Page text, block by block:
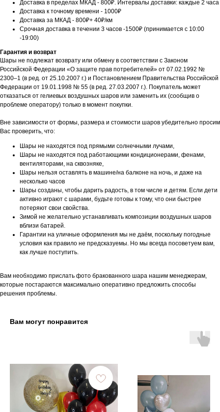
Доставка в пределах МКАД - 800₽. Интервалы доставки: каждые 2 часа
Доставка к точному времени - 1000₽
Доставка за МКАД - 800₽+ 40₽/км
Срочная доставка в течении 3 часов -1500₽ (принимается с 10:00
-19:00)
Гарантия и возврат
Шары не подлежат возврату или обмену в соответствии с Законом
Российской Федерации «О защите прав потребителей» от 07.02.1992 №
2300–1 (в ред. от 25.10.2007 г.) и Постановлением Правительства Российской
Федерации от 19.01.1998 № 55 (в ред. 27.03.2007 г.). Покупатель может
отказаться от гелиевых воздушных шаров или заменить их (сообщив о
проблеме оператору) только в момент покупки.
Вне зависимости от формы, размера и стоимости шаров убедительно просим
Вас проверить, что:
Шары не находятся под прямыми солнечными лучами,
Шары не находятся под работающими кондиционерами, фенами,
вентиляторами, на сквозняке,
Шары нельзя оставлять в машине/на балконе на ночь, и даже на
несколько часов
Шары созданы, чтобы дарить радость, в том числе и детям. Если дети
активно играют с шарами, будьте готовы к тому, что они быстрее
потеряют свои свойства.
Зимой не желательно устанавливать композиции воздушных шаров
вблизи батарей.
Гарантии на уличные оформления мы не даём, поскольку погодные
условия как правило не предсказуемы. Но мы всегда посоветуем вам,
как лучше поступить.
Вам необходимо прислать фото бракованного шара нашим менеджерам,
которые постараются максимально оперативно предложить способы
решения проблемы.
Вам могут понравится